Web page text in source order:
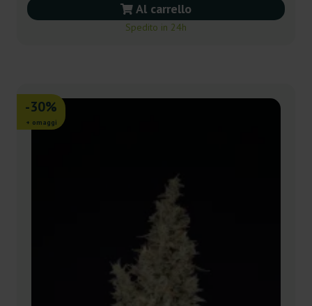
Al carrello
Spedito in 24h
-30%
+ omaggi